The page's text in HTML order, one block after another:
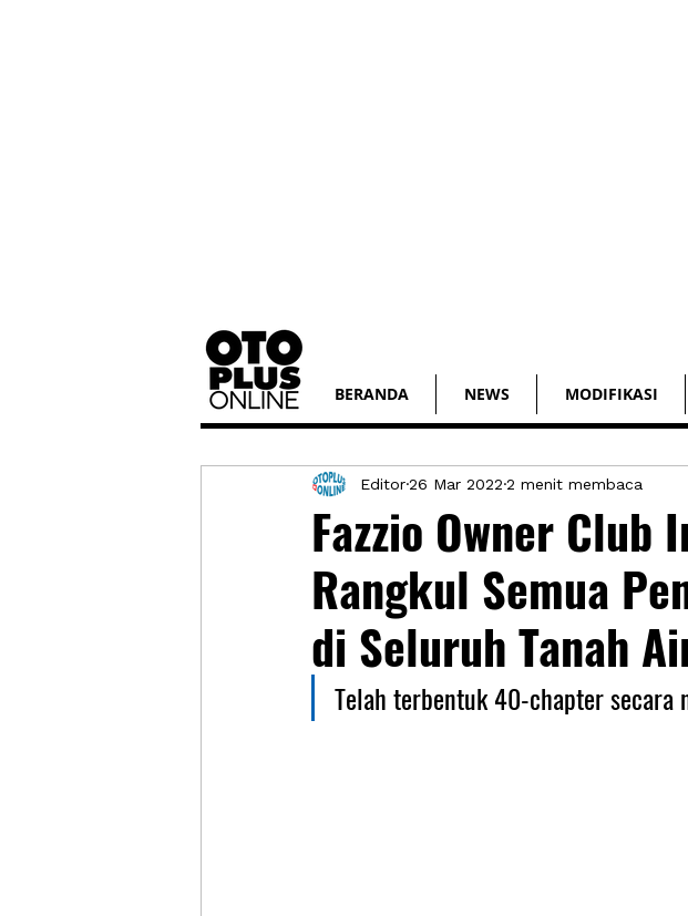
BERANDA NEWS MODIFIKASI
Fazzio Owner Club
Rangkul Semua
di Seluruh Tanah
Editor26 Mar 2022 2 menit membaca
Telah terbentuk 40-chapter secara